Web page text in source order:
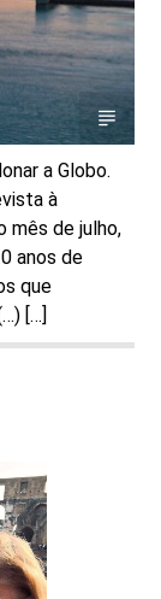
a Globo.
à
mês de julho,
anos de
que
[…]